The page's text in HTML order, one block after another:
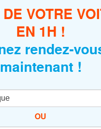
VOTRE
EN 1H !
rendez-
maintenant !
OU